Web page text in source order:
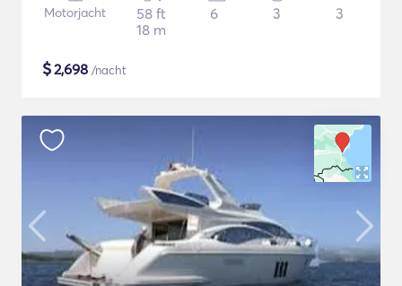
Motorjacht
58 ft
18 m
6 3 3
$2,698 /nacht